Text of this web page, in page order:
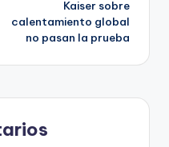
Kaiser sobre
calentamiento global
no pasan la prueba